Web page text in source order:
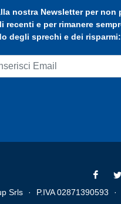
nostra Newsletterper non
recenti e per rimanere
degli sprechi e dei risparmi:
Srls · P.IVA 02871390593 ·